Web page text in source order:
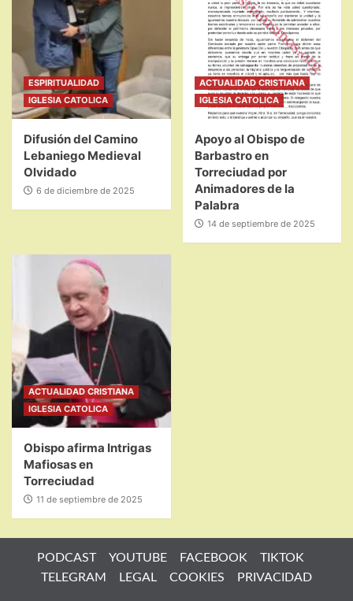
ESPIRITUALIDAD
IGLESIA CATOLICA
Difusión del Camino
Lebaniego Medieval
Olvidado
6 de diciembre de 2025
ACTUALIDAD CRISTIANA
IGLESIA CATOLICA
Apoyo al Obispo de
Barbastro en
Torreciudad por
Animadores de la
Palabra
14 de septiembre de 2025
ACTUALIDAD CRISTIANA
IGLESIA CATOLICA
Obispo afirma Intrigas
Mafiosas en
Torreciudad
11 de septiembre de 2025
PODCAST YOUTUBE FACEBOOK
TIKTOK
TELEGRAM
LEGAL COOKIES PRIVACIDAD